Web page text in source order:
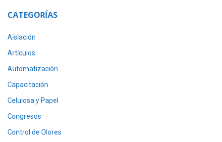
CATEGORÍAS
Aislación
Artículos
Automatización
Capacitación
Celulosa y Papel
Congresos
Control de Olores